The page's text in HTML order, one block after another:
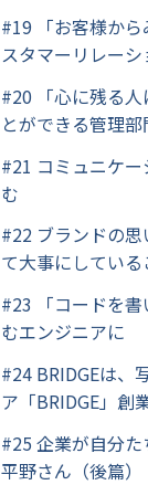
#19 「お客様か
スタマーリレー
#20 「心に残る
とができる管理部
#21 コミュニケ
む
#22 ブランドの
て大事にしている
#23 「コードを
むエンジニアに
#24 BRIDGEは、
ア「BRIDGE」創
#25 企業が自分
平野さん（後篇）